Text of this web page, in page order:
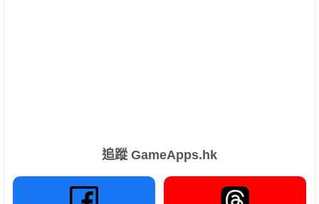
追蹤 GameApps.hk